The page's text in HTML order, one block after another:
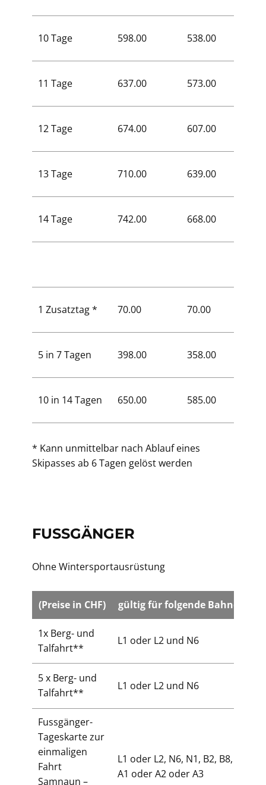
10 Tage 598.00 538.00
11 Tage 637.00 573.00
12 Tage 674.00 607.00
13 Tage 710.00 639.00
14 Tage 742.00 668.00
1 Zusatztag * 70.00 70.00
5 in 7 Tagen 398.00 358.00
10 in 14 Tagen 650.00 585.00
* Kann unmittelbar nach Ablauf eines
Skipasses ab 6 Tagen gelöst werden
FUSSGÄNGER
Ohne Wintersportausrüstung
(Preise in CHF) gültig für folgende Bahnen
1x Berg- und
Talfahrt**
L1 oder L2 und N6
5 x Berg- und
Talfahrt**
L1 oder L2 und N6
Fussgänger-
Tageskarte zur
einmaligen
Fahrt
Samnaun –
L1 oder L2, N6, N1, B2, B8,
A1 oder A2 oder A3